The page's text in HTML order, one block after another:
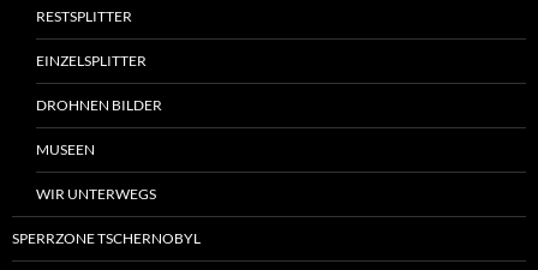
RESTSPLITTER
EINZELSPLITTER
DROHNEN BILDER
MUSEEN
WIR UNTERWEGS
SPERRZONE TSCHERNOBYL